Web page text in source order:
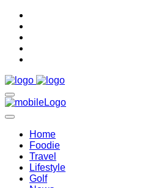
Home
Foodie
Travel
Lifestyle
Golf